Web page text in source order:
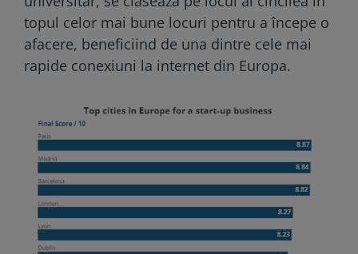
topul celor mai bune locuri pentru a începe o
afacere, beneficiind de una dintre cele mai
rapide conexiuni la internet din Europa.